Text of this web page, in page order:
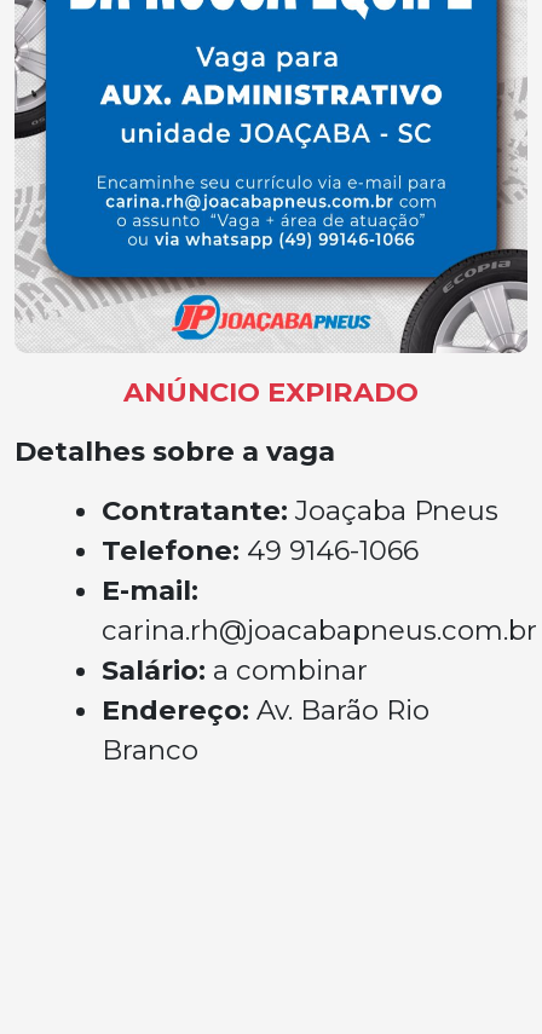
ANÚNCIO EXPIRADO
Detalhes sobre a vaga
Contratante: Joaçaba Pneus
Telefone: 49 9146-1066
E-mail:
carina.rh@joacabapneus.com.br
Salário: a combinar
Endereço: Av. Barão Rio
Branco